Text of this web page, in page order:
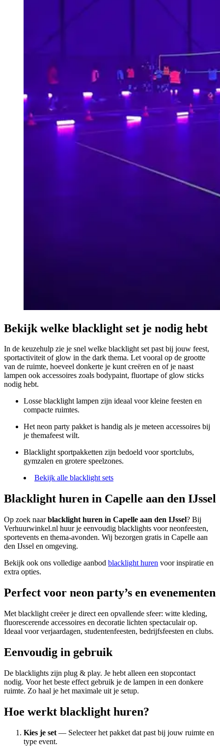
Bekijk welke blacklight set je nodig hebt
In de keuzehulp zie je snel welke blacklight set past bij jouw feest,
sportactiviteit of glow in the dark thema. Let vooral op de grootte
van de ruimte, hoeveel donkerte je kunt creëren en of je naast
lampen ook accessoires zoals bodypaint, fluortape of glow sticks
nodig hebt.
Losse blacklight lampen zijn ideaal voor kleine feesten en
compacte ruimtes.
Het neon party pakket is handig als je meteen accessoires bij
je themafeest wilt.
Blacklight sportpakketten zijn bedoeld voor sportclubs,
gymzalen en grotere speelzones.
Bekijk alle blacklight sets
Blacklight huren in Capelle aan den IJssel
Op zoek naarblacklight huren in Capelle aan den IJssel? Bij
Verhuurwinkel.nl huur je eenvoudig blacklights voor neonfeesten,
sportevents en thema-avonden. Wij bezorgen gratis in Capelle aan
den IJssel en omgeving.
Bekijk ook ons volledige aanbod blacklight huren voor inspiratie en
extra opties.
Perfect voor neon party’s en evenementen
Met blacklight creëer je direct een opvallende sfeer: witte kleding,
fluorescerende accessoires en decoratie lichten spectaculair op.
Ideaal voor verjaardagen, studentenfeesten, bedrijfsfeesten en clubs.
Eenvoudig in gebruik
De blacklights zijn plug & play. Je hebt alleen een stopcontact
nodig. Voor het beste effect gebruik je de lampen in een donkere
ruimte. Zo haal je het maximale uit je setup.
Hoe werkt blacklight huren?
Kies je set — Selecteer het pakket dat past bij jouw ruimte en
type event.